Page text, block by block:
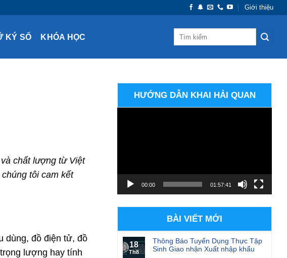
Giới thiệu
KÝ SỐ KHÓA HỌC
chất lượng từ Việt
tôi cam kết
dùng, đồ điện tử, đồ
lượng hay tính
HƯỚNG DẪN KHAI HẢI QUAN
00:00 01:57:41
BÀI VIẾT MỚI
18
Th8
Thông Báo Tuyển Dụng Thực Tập
Sinh Giao nhận Xuất nhập khẩu